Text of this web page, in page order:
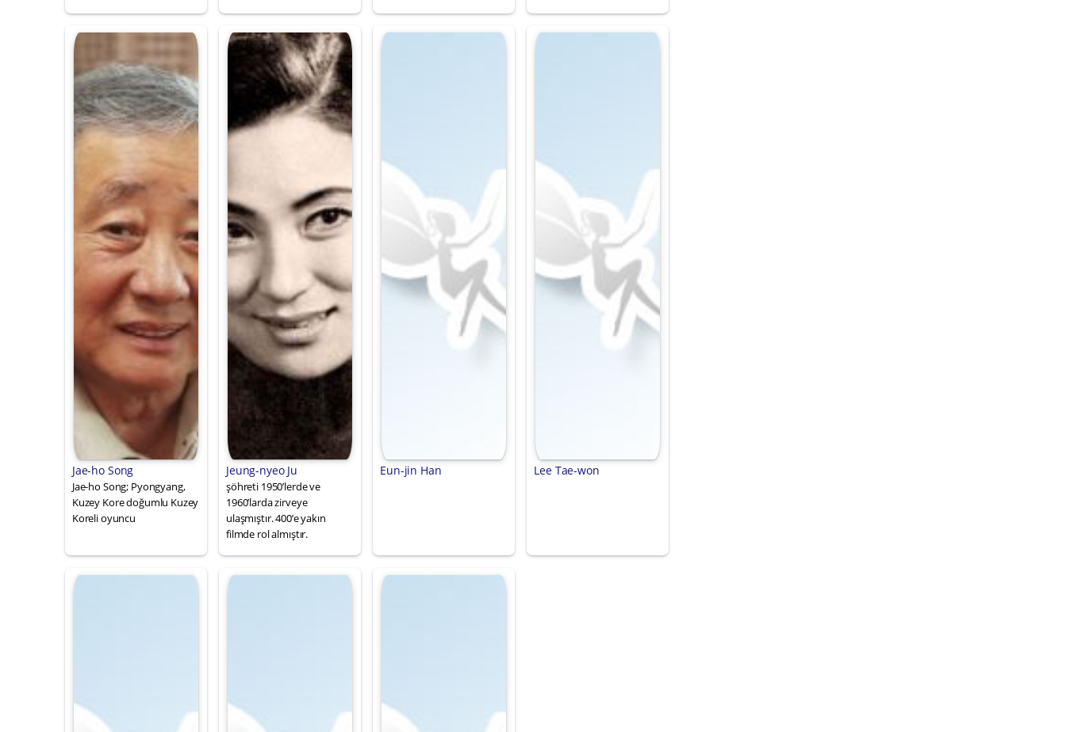
Jae-ho Song
Jae-ho Song; Pyongyang,
Kuzey Kore doğumlu Kuzey
Koreli oyuncu
Jeung-nyeo Ju
şöhreti 1950’lerde ve
1960’larda zirveye
ulaşmıştır. 400’e yakın
filmde rol almıştır.
Eun-jin Han Lee Tae-won